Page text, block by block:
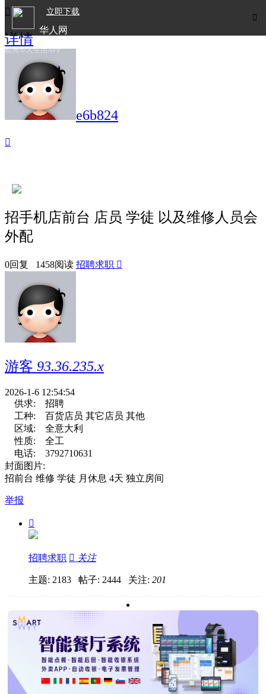

立即下载
华人网
欧洲华人生活APP

详情
e6b824

招手机店前台 店员 学徒 以及维修人员会
外配
0回复 1458阅读 招聘求职 
游客 93.36.235.x
2026-1-6 12:54:54
供求:
招聘
工种:
百货店员 其它店员 其他
区域:
全意大利
性质:
全工
电话:
3792710631
封面图片:
招前台 维修 学徒 月休息 4天 独立房间
举报

招聘求职  关注
主题: 2183 帖子: 2444 关注: 201